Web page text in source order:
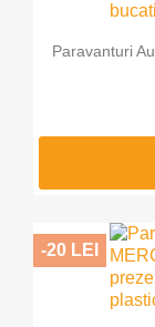
Paravanturi
-20 LEI